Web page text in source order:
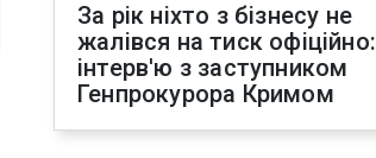
За рік ніхто з бізнесу не
жалівся на тиск офіційно:
інтерв'ю з заступником
Генпрокурора Кримом